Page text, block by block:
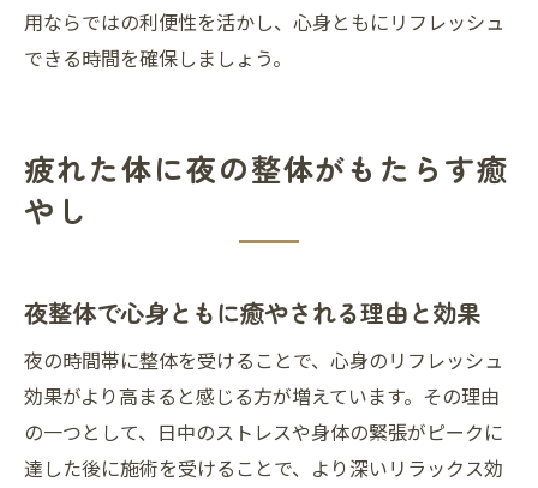
用ならではの利便性を活かし、心身ともにリフレッシュ
できる時間を確保しましょう。
疲れた体に夜の整体がもたらす癒
やし
夜整体で心身ともに癒やされる理由と効果
夜の時間帯に整体を受けることで、心身のリフレッシュ
効果がより高まると感じる方が増えています。その理由
の一つとして、日中のストレスや身体の緊張がピークに
達した後に施術を受けることで、より深いリラックス効